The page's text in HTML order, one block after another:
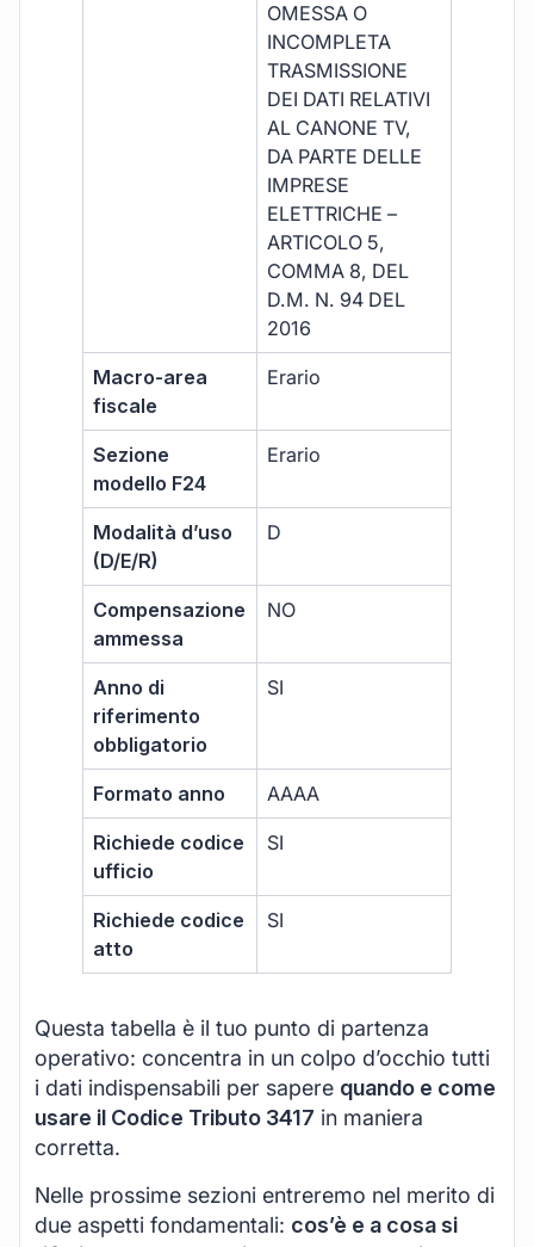
OMESSA O
INCOMPLETA
TRASMISSIONE
DEI DATI RELATIVI
AL CANONE TV,
DA PARTE DELLE
IMPRESE
ELETTRICHE –
ARTICOLO 5,
COMMA 8, DEL
D.M. N. 94 DEL
2016
Macro-area
fiscale
Erario
Sezione
modello F24
Erario
Modalità d’uso
(D/E/R)
D
Compensazione
ammessa
NO
Anno di
riferimento
obbligatorio
SI
Formato anno AAAA
Richiede codice
ufficio
SI
Richiede codice
atto
SI
Questa tabella è il tuo punto di partenza
operativo: concentra in un colpo d’occhio tutti
i dati indispensabili per sapere quando e come
usare il Codice Tributo 3417 in maniera
corretta.
Nelle prossime sezioni entreremo nel merito di
due aspetti fondamentali: cos’è e a cosa si